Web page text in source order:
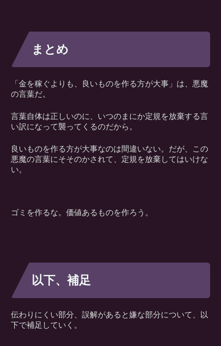
まとめ
「金を稼ぐよりも、良いものを作る方が大事」は、悪魔
の言葉だ。
言葉自体は正しいのに、いつのまにか定規を放棄する言
い訳になって襲ってくるのだから。
良いものを作る方が大事なのは間違いない。だが、この
悪魔の言葉にそそのかされて、定規を放棄してはいけな
い。
ゴミを作るな。価値あるものを作ろう。
以下、補足
伝わりにくい部分、誤解があると嫌な部分について、以
下で補足していく。